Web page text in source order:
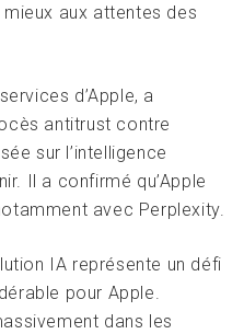
aux attentes des
d’Apple, a
antitrust contre
sur l’intelligence
Il a confirmé qu’Apple
avec Perplexity.
IA représente un défi
pour Apple.
dans les